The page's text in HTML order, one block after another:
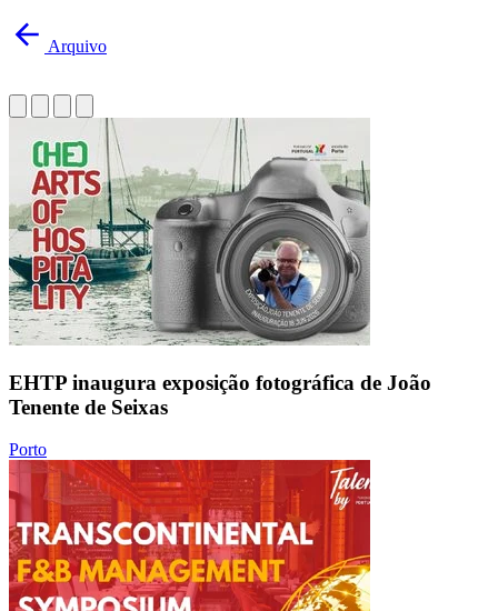
Arquivo
EHTP inaugura exposição fotográfica de João
Tenente de Seixas
Porto